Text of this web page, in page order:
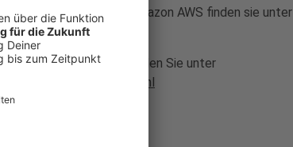
bei der Nutzung von Amazon AWS finden sie unter
bei Arvato Systems finden Sie unter
datenschutz.html